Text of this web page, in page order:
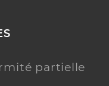
partielle